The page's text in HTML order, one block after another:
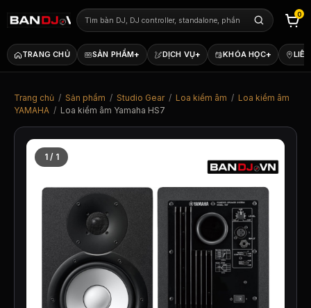
TRANG CHỦ SẢN PHẨM+ DỊCH VỤ+ KHÓA HỌC+
0
Trang chủ / Sản phẩm / Studio Gear / Loa kiểm âm / Loa kiểm âm
YAMAHA / Loa kiểm âm Yamaha HS7
1 / 1